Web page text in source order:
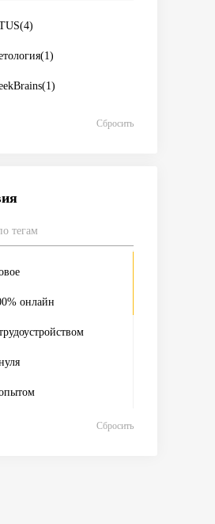
(4)
(1)
(1)
Сбросить
онлайн
Сбросить